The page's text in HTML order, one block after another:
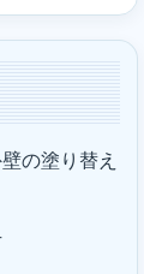
の塗り替え